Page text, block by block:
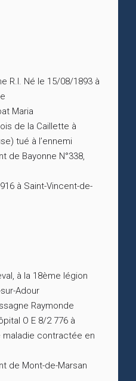
R.I. Né le 15/08/1893 à
Maria
de la Caillette à
tué à l’ennemi
de Bayonne N°338,
à Saint-Vincent-de-
à la 18ème légion
Adour
Raymonde
O E 8/2 776 à
maladie contractée en
de Mont-de-Marsan